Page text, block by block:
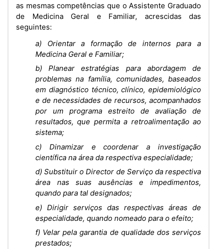
as mesmas competências que o Assistente Graduado
de Medicina Geral e Familiar, acrescidas das
seguintes:
a) Orientar a formação de internos para a
Medicina Geral e Familiar;
b) Planear estratégias para abordagem de
problemas na família, comunidades, baseados
em diagnóstico técnico, clínico, epidemiológico
e de necessidades de recursos, acompanhados
por um programa estreito de avaliação de
resultados, que permita a retroalimentação ao
sistema;
c) Dinamizar e coordenar a investigação
científica na área da respectiva especialidade;
d) Substituir o Director de Serviço da respectiva
área nas suas ausências e impedimentos,
quando para tal designados;
e) Dirigir serviços das respectivas áreas de
especialidade, quando nomeado para o efeito;
f) Velar pela garantia de qualidade dos serviços
prestados;